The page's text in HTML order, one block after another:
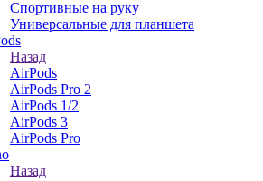
Спортивные на руку
Универсальные для планшета
Назад
AirPods
AirPods Pro 2
AirPods 1/2
AirPods 3
AirPods Pro
Назад